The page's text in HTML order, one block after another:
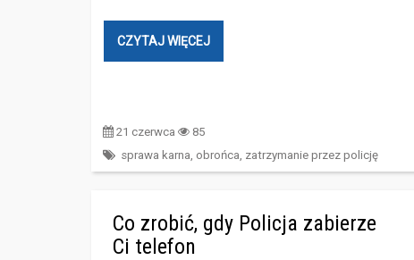
CZYTAJ WIĘCEJ
21 czerwca
85
sprawa karna, obrońca, zatrzymanie przez policję
Co zrobić, gdy Policja zabierze
Ci telefon